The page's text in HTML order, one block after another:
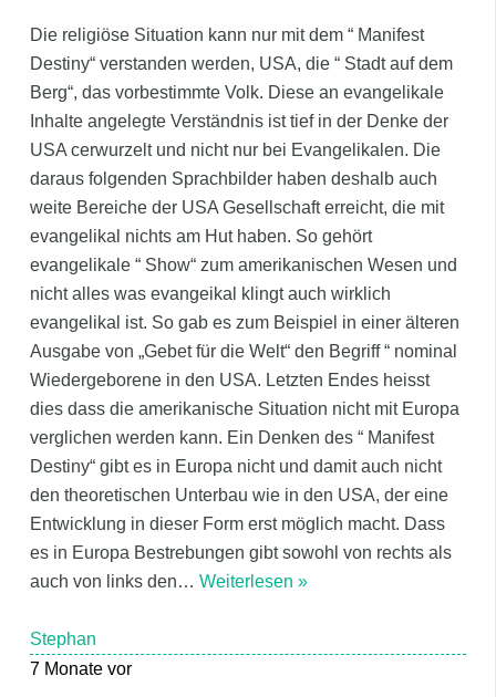
Die religiöse Situation kann nur mit dem “ Manifest
Destiny“ verstanden werden, USA, die “ Stadt auf dem
Berg“, das vorbestimmte Volk. Diese an evangelikale
Inhalte angelegte Verständnis ist tief in der Denke der
USA cerwurzelt und nicht nur bei Evangelikalen. Die
daraus folgenden Sprachbilder haben deshalb auch
weite Bereiche der USA Gesellschaft erreicht, die mit
evangelikal nichts am Hut haben. So gehört
evangelikale “ Show“ zum amerikanischen Wesen und
nicht alles was evangeikal klingt auch wirklich
evangelikal ist. So gab es zum Beispiel in einer älteren
Ausgabe von „Gebet für die Welt“ den Begriff “ nominal
Wiedergeborene in den USA. Letzten Endes heisst
dies dass die amerikanische Situation nicht mit Europa
verglichen werden kann. Ein Denken des “ Manifest
Destiny“ gibt es in Europa nicht und damit auch nicht
den theoretischen Unterbau wie in den USA, der eine
Entwicklung in dieser Form erst möglich macht. Dass
es in Europa Bestrebungen gibt sowohl von rechts als
auch von links den… Weiterlesen »
Stephan
7 Monate vor